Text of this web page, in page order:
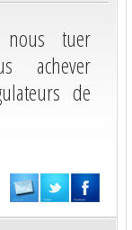
tuer
achever
de